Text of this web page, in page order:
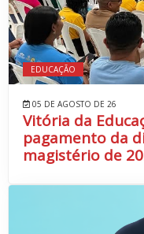
EDUCAÇÃO
05 DE AGOSTO DE 26
Vitória da
pagamento da
magistério de